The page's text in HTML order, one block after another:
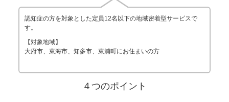
認知症の方を対象とした定員12名以下の地域密着型サービスで
す。
【対象地域】
大府市、東海市、知多市、東浦町にお住まいの方
４つのポイント